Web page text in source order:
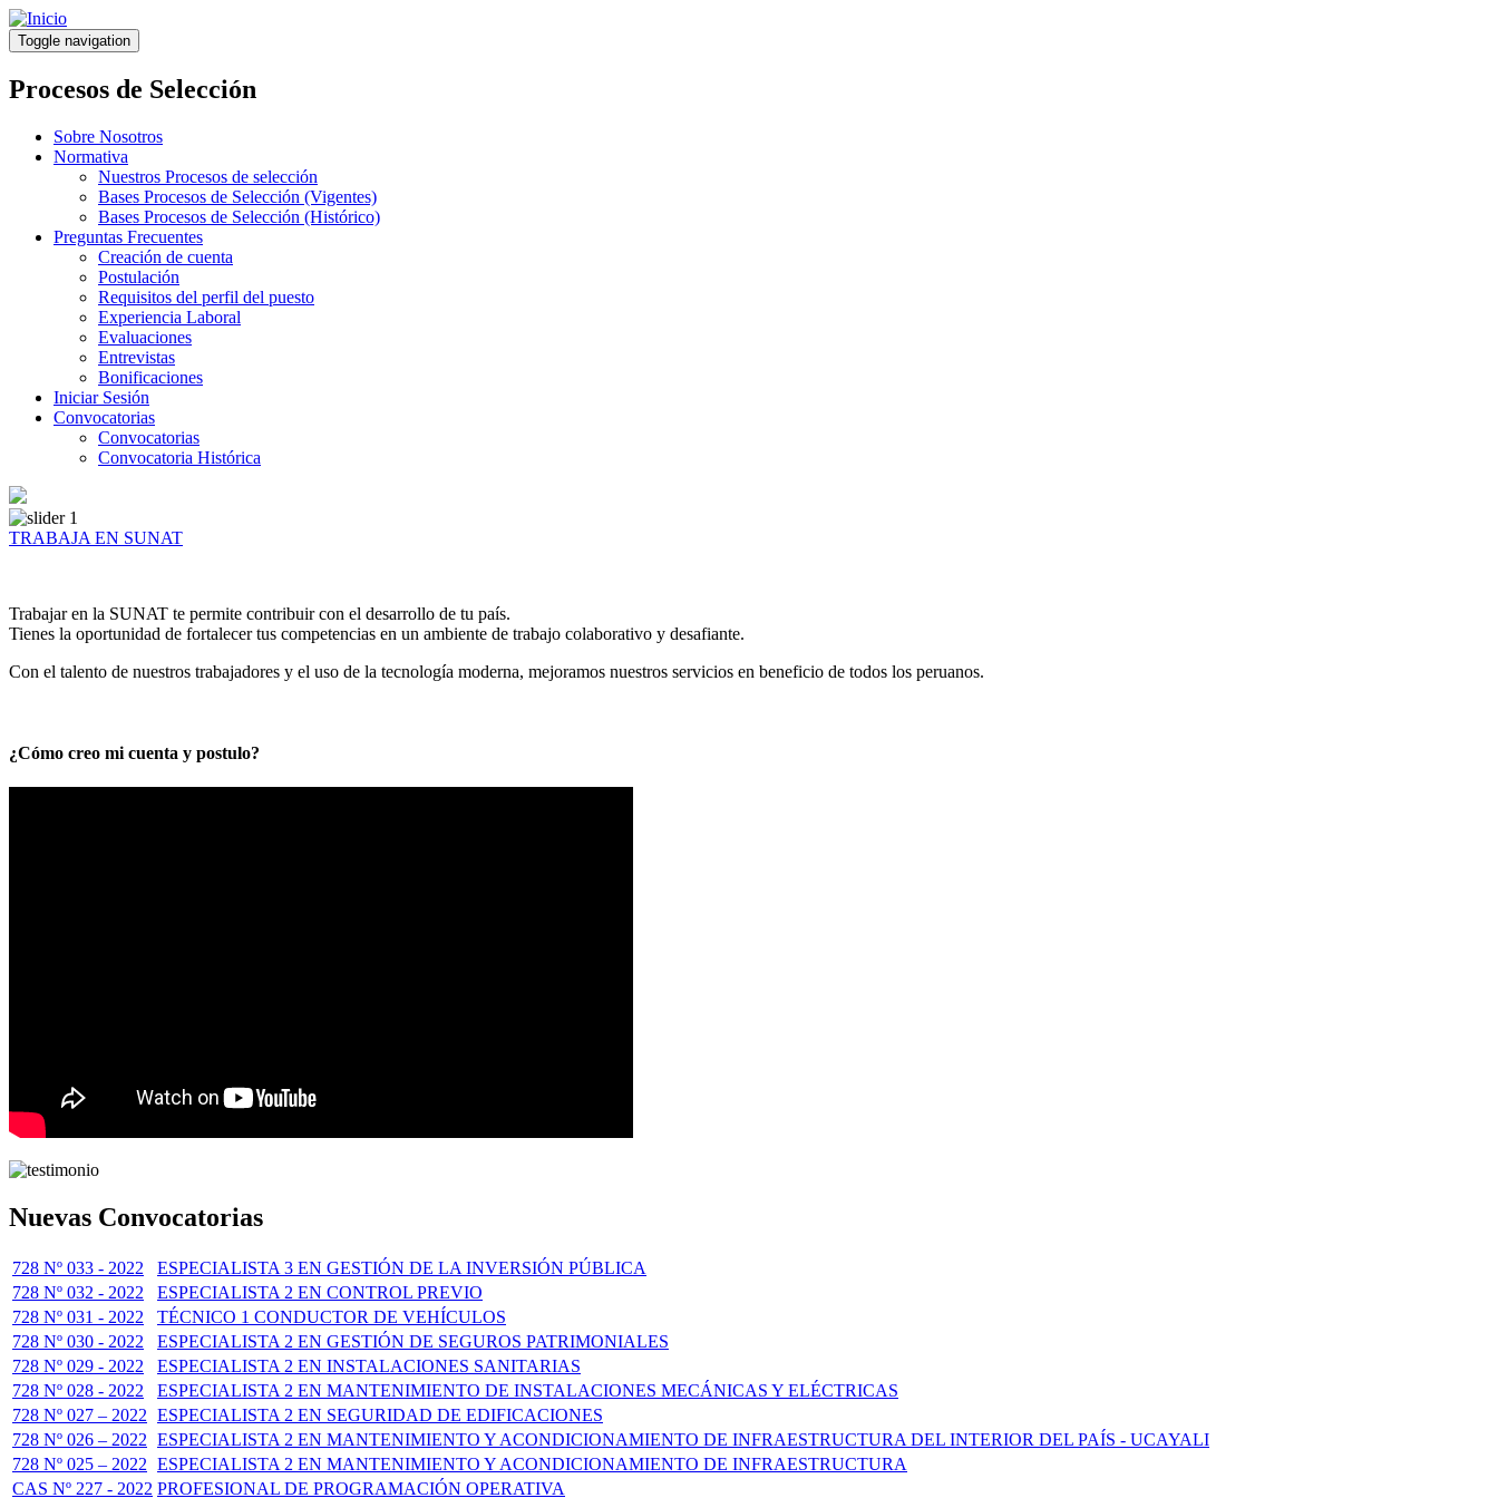
Pasar
al
contenido
principal
Toggle navigation
Procesos de Selección
Sobre Nosotros
Normativa
Nuestros Procesos de selección
Bases Procesos de Selección (Vigentes)
Bases Procesos de Selección (Histórico)
Preguntas Frecuentes
Creación de cuenta
Postulación
Requisitos del perfil del puesto
Experiencia Laboral
Evaluaciones
Entrevistas
Bonificaciones
Iniciar Sesión
Convocatorias
Convocatorias
Convocatoria Histórica
TRABAJA EN SUNAT
Trabajar en la SUNAT te permite contribuir con el desarrollo de tu país.
Tienes la oportunidad de fortalecer tus competencias en un ambiente de trabajo colaborativo y desafiante.
Con el talento de nuestros trabajadores y el uso de la tecnología moderna, mejoramos nuestros servicios en beneficio de todos los peruanos.
¿Cómo creo mi cuenta y postulo?
Nuevas Convocatorias
728 Nº 033 - 2022
ESPECIALISTA 3 EN GESTIÓN DE LA INVERSIÓN PÚBLICA
728 Nº 032 - 2022
ESPECIALISTA 2 EN CONTROL PREVIO
728 Nº 031 - 2022
TÉCNICO 1 CONDUCTOR DE VEHÍCULOS
728 Nº 030 - 2022
ESPECIALISTA 2 EN GESTIÓN DE SEGUROS PATRIMONIALES
728 Nº 029 - 2022
ESPECIALISTA 2 EN INSTALACIONES SANITARIAS
728 Nº 028 - 2022
ESPECIALISTA 2 EN MANTENIMIENTO DE INSTALACIONES MECÁNICAS Y ELÉCTRICAS
728 Nº 027 – 2022 ESPECIALISTA 2 EN SEGURIDAD DE EDIFICACIONES
728 Nº 026 – 2022 ESPECIALISTA 2 EN MANTENIMIENTO Y ACONDICIONAMIENTO DE INFRAESTRUCTURA DEL INTERIOR DEL PAÍS - UCAYALI
728 Nº 025 – 2022 ESPECIALISTA 2 EN MANTENIMIENTO Y ACONDICIONAMIENTO DE INFRAESTRUCTURA
CAS Nº 227 - 2022 PROFESIONAL DE PROGRAMACIÓN OPERATIVA